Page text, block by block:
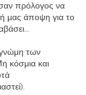
πρόλογος να
μας άποψη για το
των
κόσμια και